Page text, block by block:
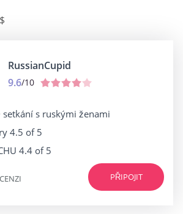
RussianCupid
9.6/10
setkání s ruskými ženami
4.5 of 5
4.4 of 5
PŘIPOJIT